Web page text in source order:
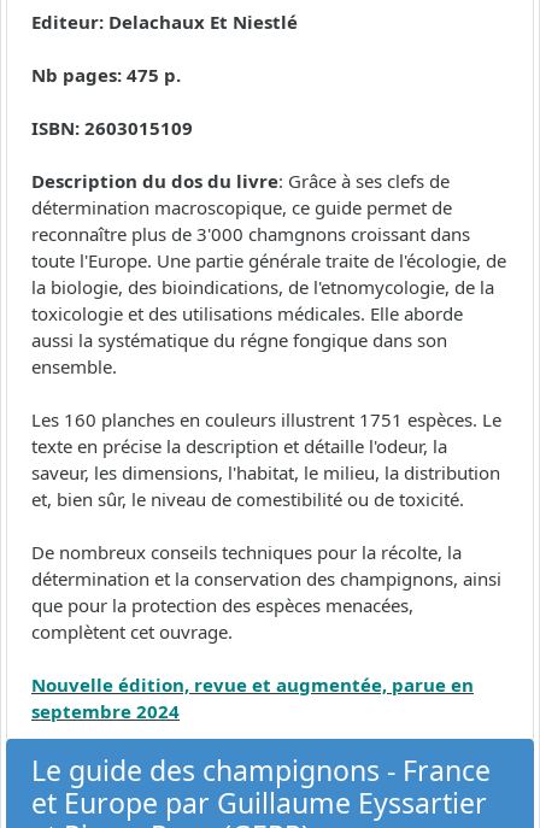
Editeur: Delachaux Et Niestlé
Nb pages: 475 p.
ISBN: 2603015109
Description du dos du livre: Grâce à ses clefs de
détermination macroscopique, ce guide permet de
reconnaître plus de 3'000 chamgnons croissant dans
toute l'Europe. Une partie générale traite de l'écologie, de
la biologie, des bioindications, de l'etnomycologie, de la
toxicologie et des utilisations médicales. Elle aborde
aussi la systématique du régne fongique dans son
ensemble.
Les 160 planches en couleurs illustrent 1751 espèces. Le
texte en précise la description et détaille l'odeur, la
saveur, les dimensions, l'habitat, le milieu, la distribution
et, bien sûr, le niveau de comestibilité ou de toxicité.
De nombreux conseils techniques pour la récolte, la
détermination et la conservation des champignons, ainsi
que pour la protection des espèces menacées,
complètent cet ouvrage.
Nouvelle édition, revue et augmentée, parue en
septembre 2024
Le guide des champignons - France
et Europe par Guillaume Eyssartier